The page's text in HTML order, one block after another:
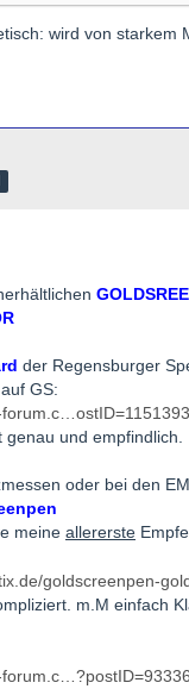
wird von starkem
der Regensburger
GS:
und empfindlich.
oder bei den
meine allererste
goldscreenpen-
m.M einfach